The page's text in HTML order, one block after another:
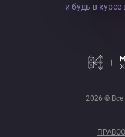
и будь в курсе
2026 ©